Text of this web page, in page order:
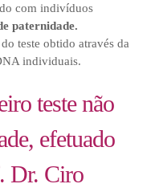
com indivíduos
paternidade.
teste obtido através da
individuais.
teste não
efetuado
Dr. Ciro